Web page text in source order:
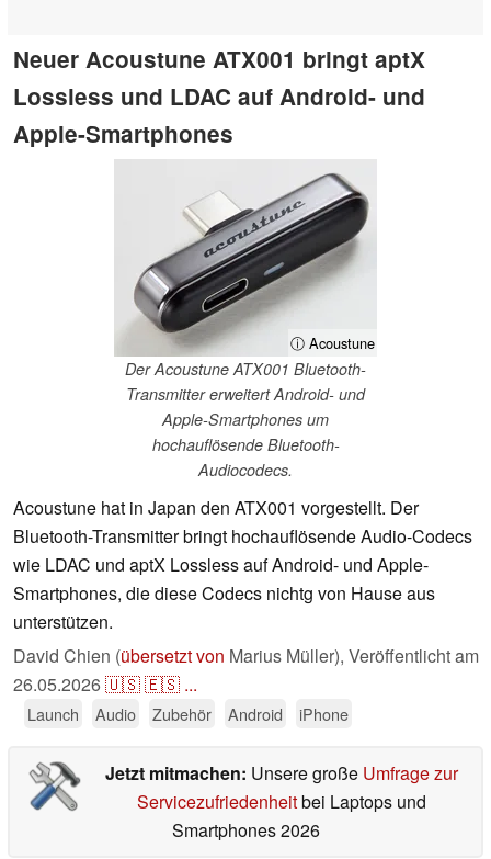
Neuer Acoustune ATX001 bringt aptX
Lossless und LDAC auf Android- und
Apple-Smartphones
ⓘ Acoustune
Der Acoustune ATX001 Bluetooth-
Transmitter erweitert Android- und
Apple-Smartphones um
hochauflösende Bluetooth-
Audiocodecs.
Acoustune hat in Japan den ATX001 vorgestellt. Der
Bluetooth-Transmitter bringt hochauflösende Audio-Codecs
wie LDAC und aptX Lossless auf Android- und Apple-
Smartphones, die diese Codecs nichtg von Hause aus
unterstützen.
David Chien (übersetzt von Marius Müller), Veröffentlicht am
26.05.2026🇺🇸🇪🇸 ...
Launch Audio Zubehör Android iPhone
Jetzt mitmachen: Unsere große Umfrage zur
Servicezufriedenheitbei Laptops und
Smartphones 2026